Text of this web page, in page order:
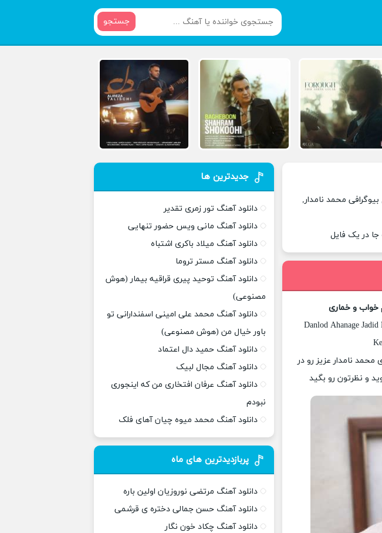
جستجو
محمد نامدار,
در یک فایل
خواب و خماری
Danlod Ahanage
محمد نامدار عزیز رو در
و نظرتون رو بگید
جدیدترین ها
دانلود آهنگ تور زمری تقدیر
دانلود آهنگ مانی ویس حضور تنهایی
دانلود آهنگ میلاد باکری اشتباه
دانلود آهنگ مستر تروما
دانلود آهنگ توحید پیری قراقیه بیمار (هوش
مصنوعی)
دانلود آهنگ محمد علی امینی اسفندارانی تو
باور خیال من (هوش مصنوعی)
دانلود آهنگ حمید دال اعتماد
دانلود آهنگ مجال لبیک
دانلود آهنگ عرفان افتخاری من که اینجوری
نبودم
دانلود آهنگ محمد میوه چیان آهای فلک
پربازدیدترین های ماه
دانلود آهنگ مرتضی نوروزیان اولین باره
دانلود آهنگ حسن جمالی دختره ی قرشمی
دانلود آهنگ چکاد خون نگار